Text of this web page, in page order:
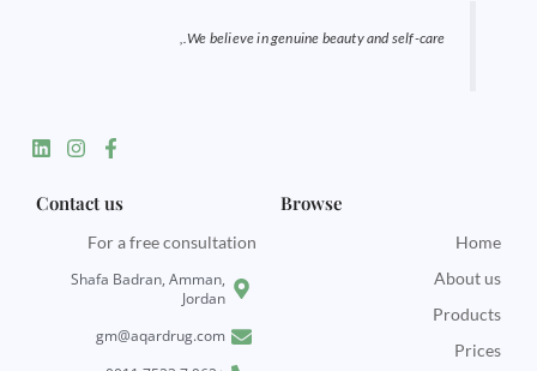
We believe in genuine beauty and self-care.,
F
a
e
b
o
k
I
n
t
a
L
i
k
e
Browse
Home
About us
Products
Prices
Contact us
For a free consultation
Shafa Badran, Amman,
Jordan
gm@aqardrug.com